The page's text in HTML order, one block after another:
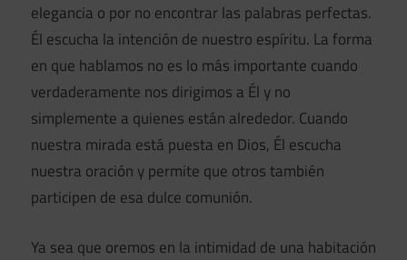
elegancia o por no encontrar las palabras perfectas.
Él escucha la intención de nuestro espíritu. La forma
en que hablamos no es lo más importante cuando
verdaderamente nos dirigimos a Él y no
simplemente a quienes están alrededor. Cuando
nuestra mirada está puesta en Dios, Él escucha
nuestra oración y permite que otros también
participen de esa dulce comunión.
Ya sea que oremos en la intimidad de una habitación